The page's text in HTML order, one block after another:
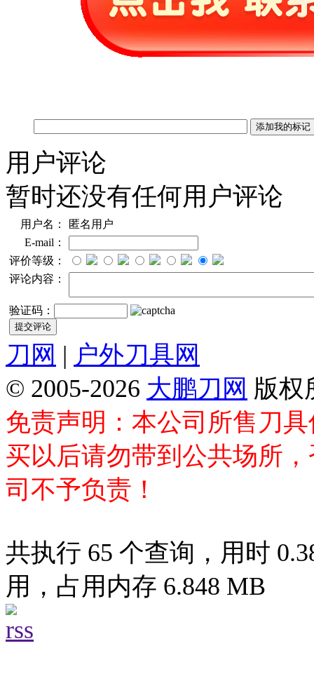
用户评论
暂时还没有任何用户评论
用户名：
匿名用户
E-mail：
评价等级：
评论内容：
验证码：
刀网 | 户外刀具网
© 2005-2026 大鹏刀网 版权
免责声明：本公司所售刀
买以后请勿带到公共场所
司不予负责！
共执行 65 个查询，用时
用，占用内存 6.848 MB